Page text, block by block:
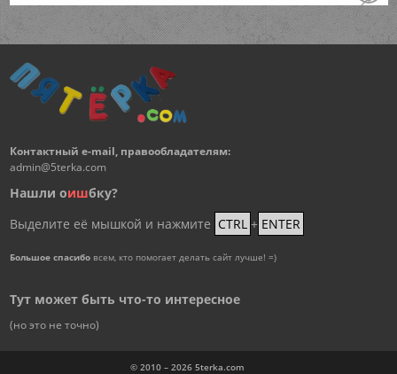
Контактный e-mail, правообладателям:
admin@5terka.com
Нашли оишбку?
Выделите её мышкой и нажмите CTRL + ENTER
Большое спасибовсем, кто помогает делать сайт лучше! =)
Тут может быть что-то интересное
(но это не точно)
© 2010 – 2026 5terka.com